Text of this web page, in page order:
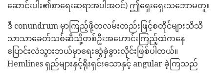
ဆောင်းပါး၏စာရေးဆရာအပါအဝင်) ဤရှေးရှေးသဘောမတူ။
ဒီ conundrum မှာကြည့်ဖို့တလမ်းတည်းဖြင့်စတိုင်များသိသိ
သာသာခေတ်သစ်ဆီသို့တစ်ဦးအဟောင်းကြည့်ထဲကနေ
ပြောင်းလဲသွားဘယ်မှာရေးဆွဲခှဲခွားလိုင်းဖြစ်ပါတယ်။
Hemlines ရှည်များနှင့်ရိုးရှင်းသောနှင့် angular ခဲ့ကြသည်